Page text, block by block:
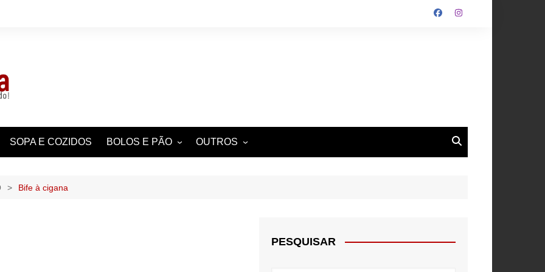
SOPA E COZIDOS BOLOS E PÃO OUTROS
ACOMPANHAMENTOS
Bife à cigana
PESQUISAR